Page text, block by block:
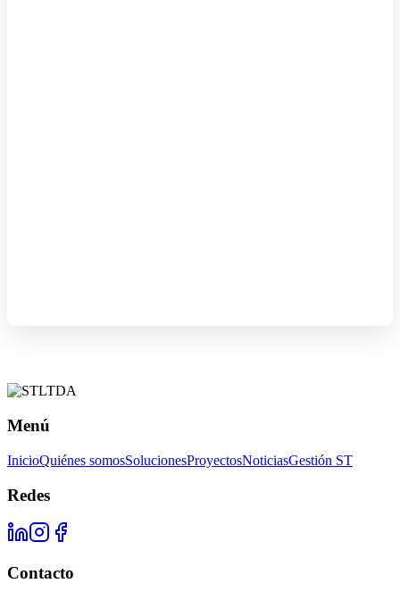
Menú
InicioQuiénes somosSolucionesProyectosNoticiasGestión ST
Redes
Contacto